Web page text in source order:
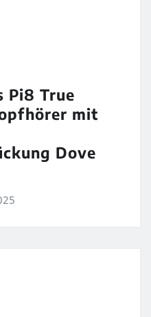
Pi8 True
mit
Dove